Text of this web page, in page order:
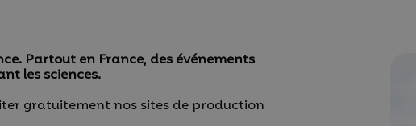
Partout en France, des événements
les sciences.
gratuitement nos sites de production